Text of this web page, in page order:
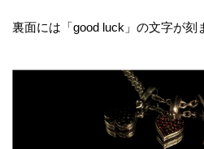
裏面には「good luck」の文字が刻